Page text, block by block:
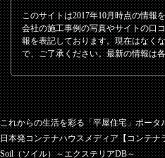
このサイトは2017年10月時点の情報
会社の施工事例の写真やサイトの口
報を表記しております。現在はなく
で、ご了承ください。最新の情報は
これからの生活を彩る「平屋住宅」ポータ
日本発コンテナハウスメディア【コンテナ
Soil（ソイル）～エクステリアDB～